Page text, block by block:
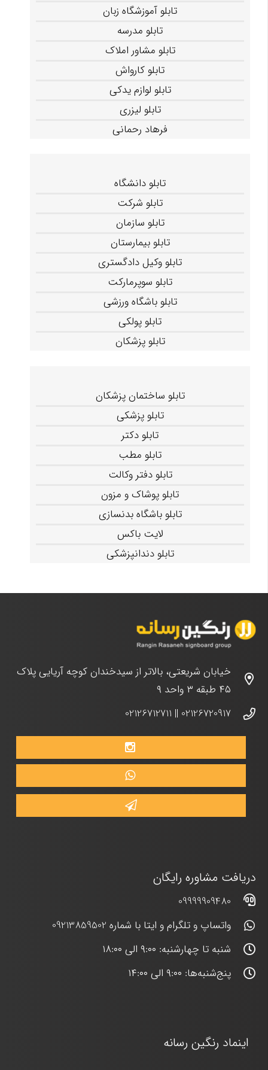
تابلو آموزشگاه زبان
تابلو مدرسه
تابلو مشاور املاک
تابلو کارواش
تابلو لوازم یدکی
تابلو لیزری
فرهاد رحمانی
تابلو دانشگاه
تابلو شرکت
تابلو سازمان
تابلو بیمارستان
تابلو وکیل دادگستری
تابلو سوپرمارکت
تابلو باشگاه ورزشی
تابلو پولکی
تابلو پزشکان
تابلو ساختمان پزشکان
تابلو پزشکی
تابلو دکتر
تابلو مطب
تابلو دفتر وکالت
تابلو پوشاک و مزون
تابلو باشگاه بدنسازی
لایت باکس
تابلو دندانپزشکی
خیابان شریعتی، بالاتر از سیدخندان کوچه آریایی پلاک
۴۵ طبقه ۳ واحد ۹
02126720917
||
02126712711
دریافت مشاوره رایگان
09999909480
واتساپ و تلگرام و ایتا با شماره 09213859502
شنبه تا چهارشنبه: ۹:۰۰ الی ۱۸:۰۰
پنج‌شنبه‌ها: ۹:۰۰ الی ۱۴:۰۰
اینماد رنگین رسانه